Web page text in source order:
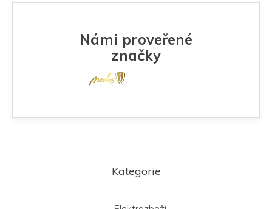
Námi proveřené
značky
Kategorie